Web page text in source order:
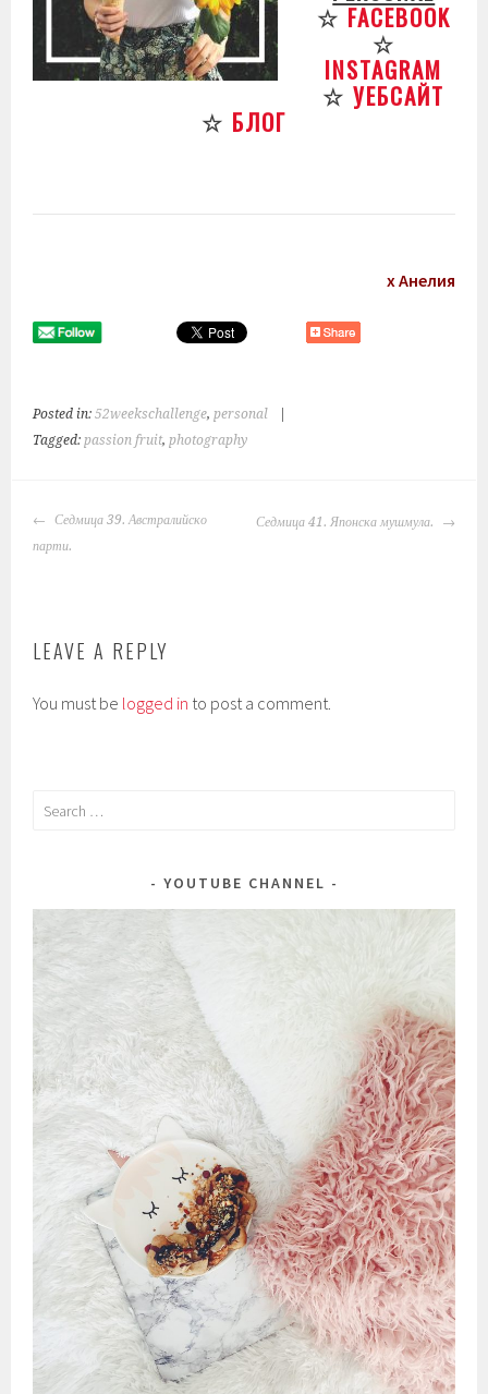
☆FACEBOOK
☆
INSTAGRAM
☆УЕБСАЙТ
☆ БЛОГ
х Анелия
Posted in:52weekschallenge,personal
Tagged:passion fruit,photography
POST
NAVIGATION
Седмица 39. Австралийско
парти.
Седмица 41. Японска мушмула.
LEAVE A REPLY
You must be logged in to post a comment.
Search
YOUTUBE CHANNEL